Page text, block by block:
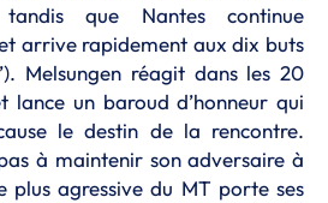
que Nantes continue
arrive rapidement aux dix buts
Melsungen réagit dans les 20
lance un baroud d’honneur qui
le destin de la rencontre.
à maintenir son adversaire à
plus agressive du MT porte ses